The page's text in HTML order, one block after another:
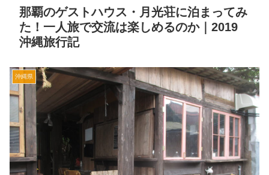
那覇のゲストハウス・月光荘に泊まってみ
た！一人旅で交流は楽しめるのか｜2019
沖縄旅行記
沖縄県